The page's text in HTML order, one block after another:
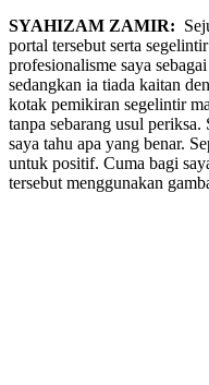
SYAHIZAM ZAMIR:
portal tersebut serta
profesionalisme saya
sedangkan ia tiada kaitan
kotak pemikiran segelintir
tanpa sebarang usul
saya tahu apa yang benar.
untuk positif. Cuma bagi
tersebut menggunakan